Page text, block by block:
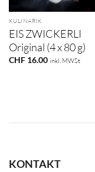
KULINARIK
EIS ZWICKERLI
Original (4 x 80 g)
CHF16.00 inkl. MWSt
KONTAKT